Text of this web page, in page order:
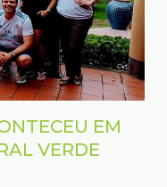
EM
VERDE